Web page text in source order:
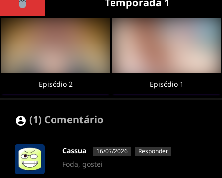
Temporada 1
Episódio 2 Episódio 1
(1) Comentário
Cassua 16/07/2026 Responder
Foda, gostei